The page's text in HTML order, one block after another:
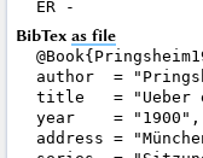
BibTex as file
author  =
title   = "Ueber
year    = "1900",
address =